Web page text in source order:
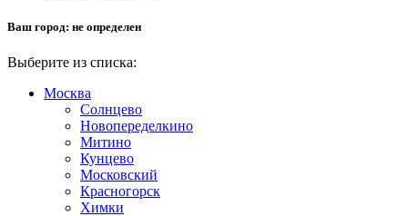
Ваш город: не определен
Выберите из списка:
Москва
Солнцево
Новопеределкино
Митино
Кунцево
Московский
Красногорск
Химки